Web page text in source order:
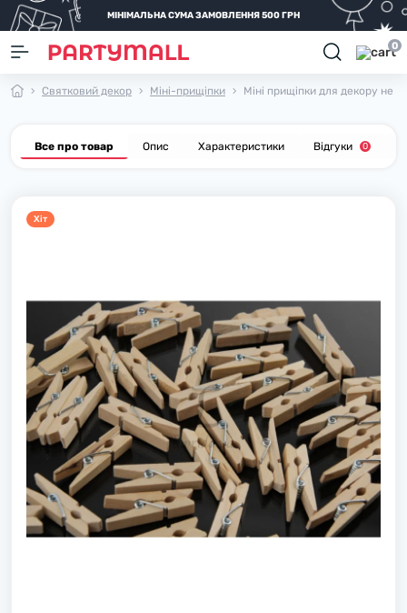
МІНІМАЛЬНА СУМА ЗАМОВЛЕННЯ 500 ГРН
0
Святковий декор Міні-прищіпки Міні прищіпки для декору не
Все про товар Опис Характеристики Відгуки 0
Хiт